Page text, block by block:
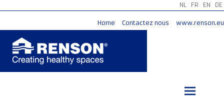
NL FR EN DE
Home Contactez nous www.renson.eu